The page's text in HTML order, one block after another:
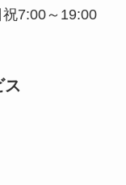
7:00～19:00
ス